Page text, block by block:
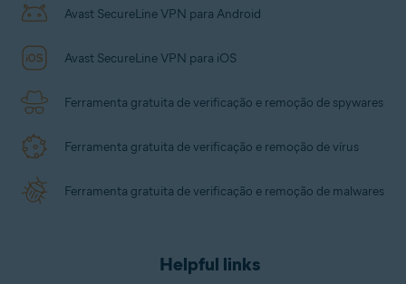
Avast SecureLine VPN para Android
Avast SecureLine VPN para iOS
Ferramenta gratuita de verificação e remoção de spywares
Ferramenta gratuita de verificação e remoção de vírus
Ferramenta gratuita de verificação e remoção de malwares
Helpful links